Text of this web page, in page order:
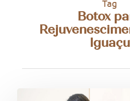
Tag
Botox
Iguaçu